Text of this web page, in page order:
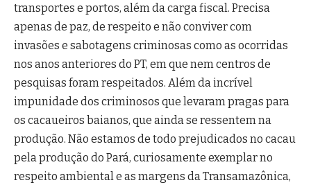
transportes e portos, além da carga fiscal. Precisa
apenas de paz, de respeito e não conviver com
invasões e sabotagens criminosas como as ocorridas
nos anos anteriores do PT, em que nem centros de
pesquisas foram respeitados. Além da incrível
impunidade dos criminosos que levaram pragas para
os cacaueiros baianos, que ainda se ressentem na
produção. Não estamos de todo prejudicados no cacau
pela produção do Pará, curiosamente exemplar no
respeito ambiental e as margens da Transamazônica,